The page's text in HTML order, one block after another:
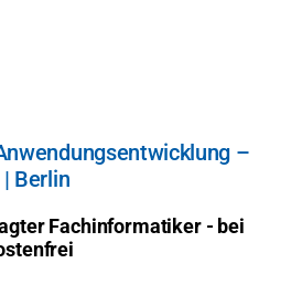
–
Berlin
Fachinformatiker - bei